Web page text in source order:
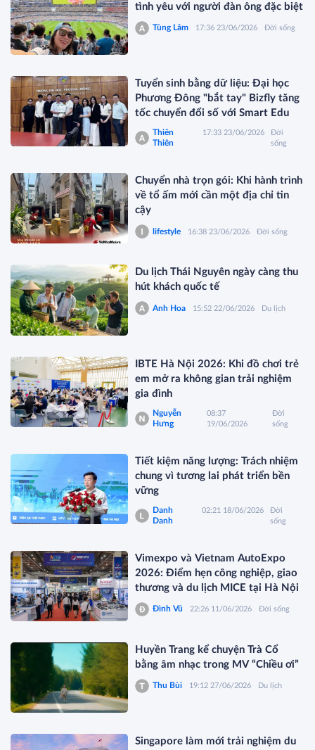
tình yêu với người đàn ông đặc biệt
Tùng Lâm 17:36 23/06/2026 Đời sống
Tuyển sinh bằng dữ liệu: Đại học
Phương Đông "bắt tay" Bizfly tăng
tốc chuyển đổi số với Smart Edu
Thiên
Thiên
17:33 23/06/2026
Đời
sống
Chuyển nhà trọn gói: Khi hành trình
về tổ ấm mới cần một địa chỉ tin
cậy
lifestyle 16:38 23/06/2026 Đời sống
Du lịch Thái Nguyên ngày càng thu
hút khách quốc tế
Anh Hoa 15:52 22/06/2026 Du lịch
IBTE Hà Nội 2026: Khi đồ chơi trẻ
em mở ra không gian trải nghiệm
gia đình
Nguyễn
Hưng
08:37
19/06/2026
Đời
sống
Tiết kiệm năng lượng: Trách nhiệm
chung vì tương lai phát triển bền
vững
Danh
Danh
02:21 18/06/2026
Đời
sống
Vimexpo và Vietnam AutoExpo
2026: Điểm hẹn công nghiệp, giao
thương và du lịch MICE tại Hà Nội
Đình Vũ 22:26 11/06/2026 Đời sống
Huyền Trang kể chuyện Trà Cổ
bằng âm nhạc trong MV “Chiều ơi”
Thu Bùi 19:12 27/06/2026 Du lịch
Singapore làm mới trải nghiệm du